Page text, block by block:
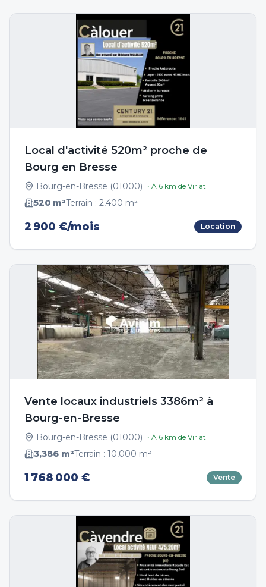
Local d'activité 520m² proche de
Bourg en Bresse
Bourg-en-Bresse (01000) • À 6 km de Viriat
520 m²Terrain : 2,400 m²
2 900 €/mois Location
Vente locaux industriels 3386m² à
Bourg-en-Bresse
Bourg-en-Bresse (01000) • À 6 km de Viriat
3,386 m²Terrain : 10,000 m²
1 768 000 € Vente